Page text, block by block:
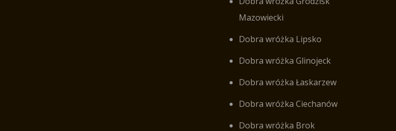
Mazowiecki
Dobra wróżka Lipsko
Dobra wróżka Glinojeck
Dobra wróżka Łaskarzew
Dobra wróżka Ciechanów
Dobra wróżka Brok